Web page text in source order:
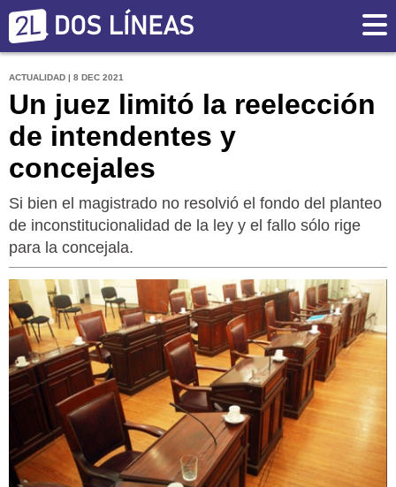
ACTUALIDAD | 8 DEC 2021
Un juez limitó la reelección
de intendentes y
concejales
Si bien el magistrado no resolvió el fondo del planteo
de inconstitucionalidad de la ley y el fallo sólo rige
para la concejala.